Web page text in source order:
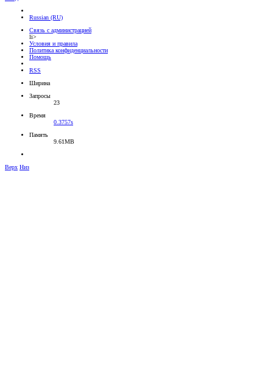
Russian (RU)
Связь с администрацией
li>
Условия и правила
Политика конфиденциальности
Помощь
RSS
Ширина
Запросы
23
Время
0.3757s
Память
9.61MB
Верх Низ